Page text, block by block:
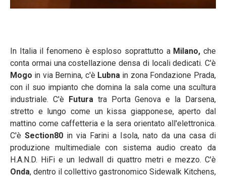
In Italia il fenomeno è esploso soprattutto a Milano, che
conta ormai una costellazione densa di locali dedicati. C'è
Mogo in via Bernina, c'è Lubna in zona Fondazione Prada,
con il suo impianto che domina la sala come una scultura
industriale. C'è Futura tra Porta Genova e la Darsena,
stretto e lungo come un kissa giapponese, aperto dal
mattino come caffetteria e la sera orientato all'elettronica.
C'è Section80 in via Farini a Isola, nato da una casa di
produzione multimediale con sistema audio creato da
H.A.N.D. HiFi e un ledwall di quattro metri e mezzo. C'è
Onda, dentro il collettivo gastronomico Sidewalk Kitchens,